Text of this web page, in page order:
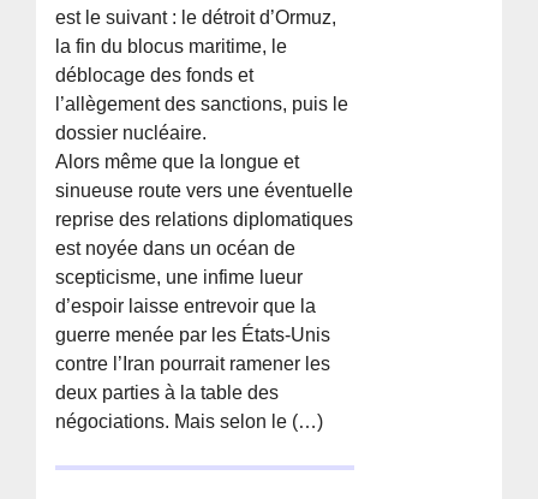
est le suivant : le détroit d’Ormuz,
la fin du blocus maritime, le
déblocage des fonds et
l’allègement des sanctions, puis le
dossier nucléaire.
Alors même que la longue et
sinueuse route vers une éventuelle
reprise des relations diplomatiques
est noyée dans un océan de
scepticisme, une infime lueur
d’espoir laisse entrevoir que la
guerre menée par les États-Unis
contre l’Iran pourrait ramener les
deux parties à la table des
négociations. Mais selon le (…)